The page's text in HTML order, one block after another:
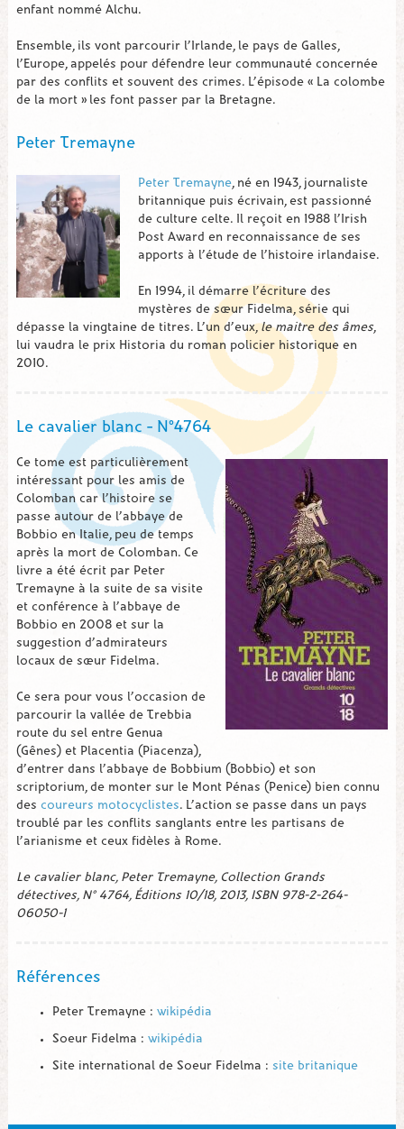
enfant nommé Alchu.
Ensemble, ils vont parcourir l’Irlande, le pays de Galles,
l’Europe, appelés pour défendre leur communauté concernée
par des conflits et souvent des crimes. L’épisode « La colombe
de la mort » les font passer par la Bretagne.
Peter Tremayne
Peter Tremayne, né en 1943, journaliste
britannique puis écrivain, est passionné
de culture celte. Il reçoit en 1988 l’Irish
Post Award en reconnaissance de ses
apports à l’étude de l’histoire irlandaise.
En 1994, il démarre l’écriture des
mystères de sœur Fidelma, série qui
dépasse la vingtaine de titres. L’un d’eux, le maitre des âmes,
lui vaudra le prix Historia du roman policier historique en
2010.
Le cavalier blanc – N°4764
Ce tome est particulièrement
intéressant pour les amis de
Colomban car l’histoire se
passe autour de l’abbaye de
Bobbio en Italie, peu de temps
après la mort de Colomban. Ce
livre a été écrit par Peter
Tremayne à la suite de sa visite
et conférence à l’abbaye de
Bobbio en 2008 et sur la
suggestion d’admirateurs
locaux de sœur Fidelma.
Ce sera pour vous l’occasion de
parcourir la vallée de Trebbia
route du sel entre Genua
(Gênes) et Placentia (Piacenza),
d’entrer dans l’abbaye de Bobbium (Bobbio) et son
scriptorium, de monter sur le Mont Pénas (Penice) bien connu
des coureurs motocyclistes. L’action se passe dans un pays
troublé par les conflits sanglants entre les partisans de
l’arianisme et ceux fidèles à Rome.
Le cavalier blanc, Peter Tremayne, Collection Grands
détectives, N° 4764, Éditions 10/18, 2013, ISBN 978-2-264-
06050-1
Références
Peter Tremayne : wikipédia
Soeur Fidelma : wikipédia
Site international de Soeur Fidelma : site britanique